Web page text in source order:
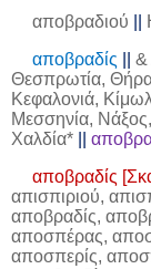
αποβραδιού
αποβραδίς
&
Θεσπρωτία,
Κεφαλονιά,
Μεσσηνία,
Χαλδία*
αποβραδίς
απισπιριού,
αποβραδίς,
αποσπέρας,
αποσπερίς,